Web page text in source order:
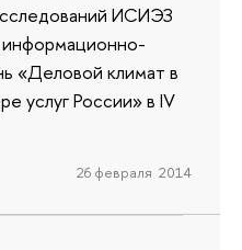
ИСИЭЗ
«Деловой климат в
услуг России» в IV
26 февраля 2014